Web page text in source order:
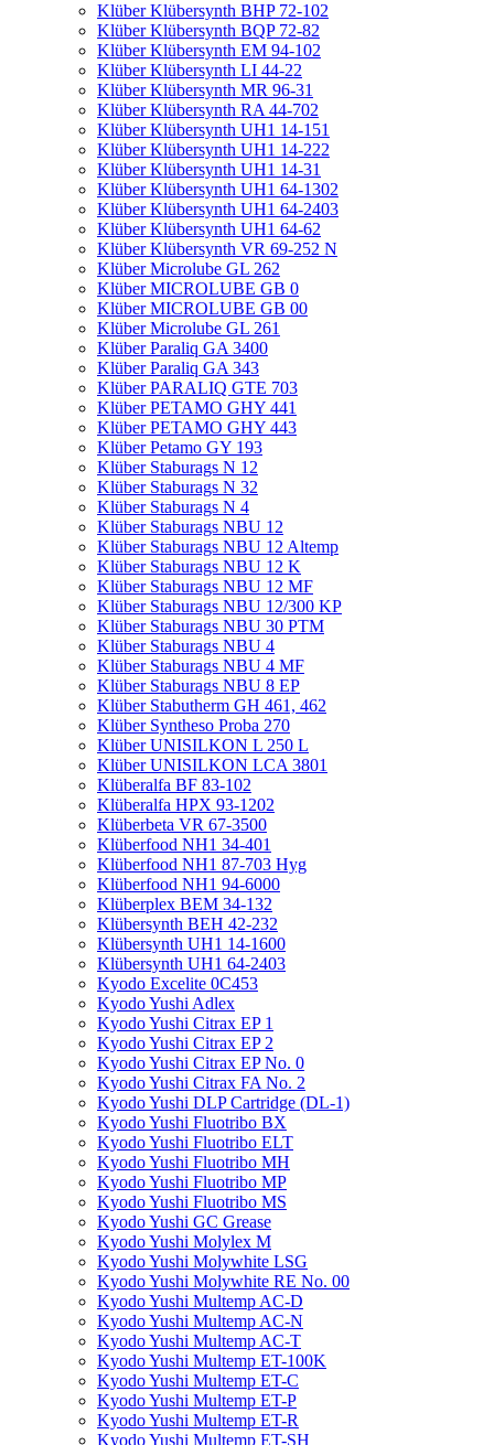
Klüber Klübersynth BHP 72-102
Klüber Klübersynth BQP 72-82
Klüber Klübersynth EM 94-102
Klüber Klübersynth LI 44-22
Klüber Klübersynth MR 96-31
Klüber Klübersynth RA 44-702
Klüber Klübersynth UH1 14-151
Klüber Klübersynth UH1 14-222
Klüber Klübersynth UH1 14-31
Klüber Klübersynth UH1 64-1302
Klüber Klübersynth UH1 64-2403
Klüber Klübersynth UH1 64-62
Klüber Klübersynth VR 69-252 N
Klüber Microlube GL 262
Klüber MICROLUBE GB 0
Klüber MICROLUBE GB 00
Klüber Microlube GL 261
Klüber Paraliq GA 3400
Klüber Paraliq GA 343
Klüber PARALIQ GTE 703
Klüber PETAMO GHY 441
Klüber PETAMO GHY 443
Klüber Petamo GY 193
Klüber Staburags N 12
Klüber Staburags N 32
Klüber Staburags N 4
Klüber Staburags NBU 12
Klüber Staburags NBU 12 Altemp
Klüber Staburags NBU 12 K
Klüber Staburags NBU 12 MF
Klüber Staburags NBU 12/300 KP
Klüber Staburags NBU 30 PTM
Klüber Staburags NBU 4
Klüber Staburags NBU 4 MF
Klüber Staburags NBU 8 EP
Klüber Stabutherm GH 461, 462
Klüber Syntheso Proba 270
Klüber UNISILKON L 250 L
Klüber UNISILKON LCA 3801
Klüberalfa BF 83-102
Klüberalfa HPX 93-1202
Klüberbeta VR 67-3500
Klüberfood NH1 34-401
Klüberfood NH1 87-703 Hyg
Klüberfood NH1 94-6000
Klüberplex BEM 34-132
Klübersynth BEH 42-232
Klübersynth UH1 14-1600
Klübersynth UH1 64-2403
Kyodo Excelite 0C453
Kyodo Yushi Adlex
Kyodo Yushi Citrax EP 1
Kyodo Yushi Citrax EP 2
Kyodo Yushi Citrax EP No. 0
Kyodo Yushi Citrax FA No. 2
Kyodo Yushi DLP Cartridge (DL-1)
Kyodo Yushi Fluotribo BX
Kyodo Yushi Fluotribo ELT
Kyodo Yushi Fluotribo MH
Kyodo Yushi Fluotribo MP
Kyodo Yushi Fluotribo MS
Kyodo Yushi GC Grease
Kyodo Yushi Molylex M
Kyodo Yushi Molywhite LSG
Kyodo Yushi Molywhite RE No. 00
Kyodo Yushi Multemp AC-D
Kyodo Yushi Multemp AC-N
Kyodo Yushi Multemp AC-T
Kyodo Yushi Multemp ET-100K
Kyodo Yushi Multemp ET-C
Kyodo Yushi Multemp ET-P
Kyodo Yushi Multemp ET-R
Kyodo Yushi Multemp ET-SH